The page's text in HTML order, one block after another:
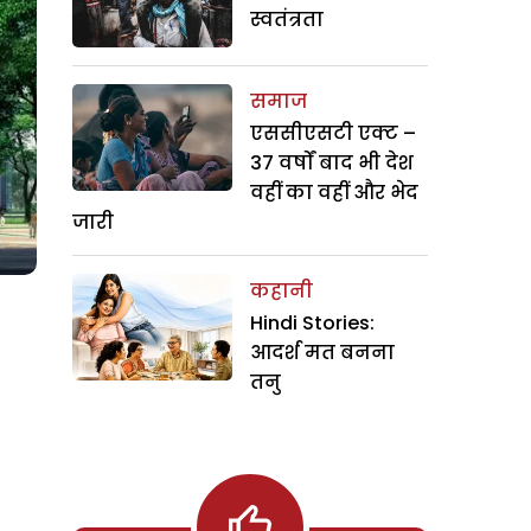
स्वतंत्रता
समाज
एससीएसटी एक्ट –
37 वर्षों बाद भी देश
वहीं का वहीं और भेद
जारी
कहानी
Hindi Stories:
आदर्श मत बनना
तनु